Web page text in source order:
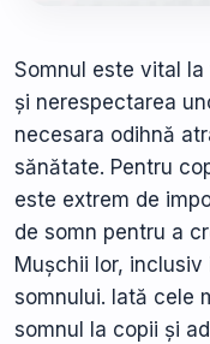
Somnul este vital
și nerespectarea
necesara odihnă
sănătate. Pentru
este extrem de
de somn pentru a
Mușchii lor, inclusiv
somnului. Iată cele
somnul la copii și